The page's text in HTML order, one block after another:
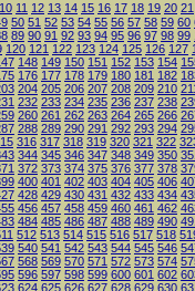
10 11 12 13 14 15 16 17 18 19 20 21
50 51 52 53 54 55 56 57 58 59 60
89 90 91 92 93 94 95 96 97 98 99
120 121 122 123 124 125 126 127
148 149 150 151 152 153 154
176 177 178 179 180 181 182
204 205 206 207 208 209 210
232 233 234 235 236 237 238
260 261 262 263 264 265 266
288 289 290 291 292 293 294
316 317 318 319 320 321 322
344 345 346 347 348 349 350
372 373 374 375 376 377 378
400 401 402 403 404 405 406
428 429 430 431 432 433 434
456 457 458 459 460 461 462
484 485 486 487 488 489 490
512 513 514 515 516 517 518
540 541 542 543 544 545 546
568 569 570 571 572 573 574
596 597 598 599 600 601 602
624 625 626 627 628 629 630